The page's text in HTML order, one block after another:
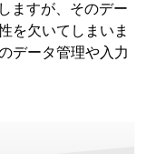
ますが、そのデー
を欠いてしまいま
データ管理や入力